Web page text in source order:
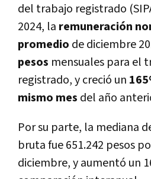
del trabajo registrado
2024, la remuneración
promedio de diciembre
pesos mensuales para el
registrado, y creció un
mismo mes del año
Por su parte, la mediana
bruta fue 651.242 pesos
diciembre, y aumentó un